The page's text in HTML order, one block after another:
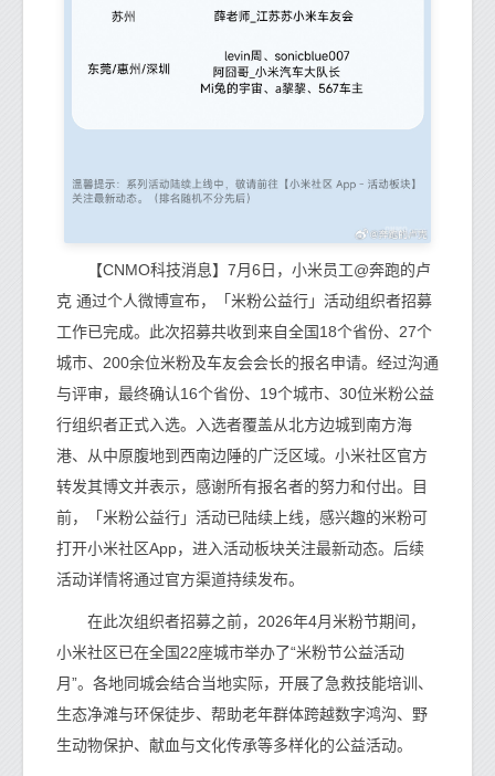
【CNMO科技消息】7月6日，小米员工@奔跑的卢
克 通过个人微博宣布，「米粉公益行」活动组织者招募
工作已完成。此次招募共收到来自全国18个省份、27个
城市、200余位米粉及车友会会长的报名申请。经过沟通
与评审，最终确认16个省份、19个城市、30位米粉公益
行组织者正式入选。入选者覆盖从北方边城到南方海
港、从中原腹地到西南边陲的广泛区域。小米社区官方
转发其博文并表示，感谢所有报名者的努力和付出。目
前，「米粉公益行」活动已陆续上线，感兴趣的米粉可
打开小米社区App，进入活动板块关注最新动态。后续
活动详情将通过官方渠道持续发布。
在此次组织者招募之前，2026年4月米粉节期间，
小米社区已在全国22座城市举办了“米粉节公益活动
月”。各地同城会结合当地实际，开展了急救技能培训、
生态净滩与环保徒步、帮助老年群体跨越数字鸿沟、野
生动物保护、献血与文化传承等多样化的公益活动。